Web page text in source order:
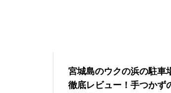
宮城島のウクの浜の駐車
徹底レビュー！手つかず